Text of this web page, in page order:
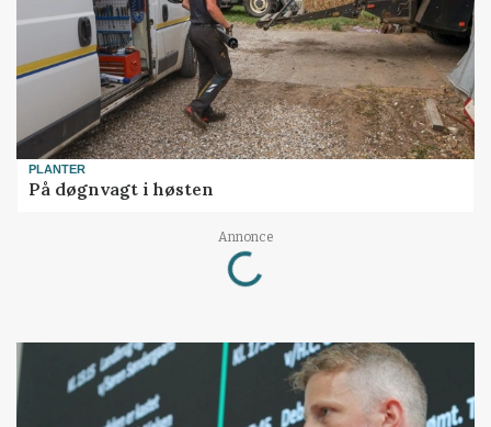
PLANTER
På døgnvagt i høsten
Annonce
Loading...